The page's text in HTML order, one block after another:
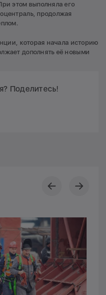
этом выполняла его
продолжая
которая начала историю
дополнять её новыми
Поделитесь!